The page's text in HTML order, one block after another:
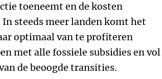
toeneemt en de kosten
steeds meer landen komt het
optimaal van te profiteren
met alle fossiele subsidies en vol
de beoogde transities.